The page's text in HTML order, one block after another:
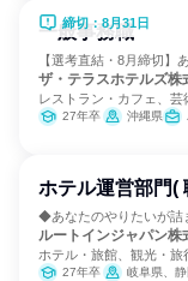
締切：8月31日
一般事務職
【選考直結・8月締切】
ザ・テラスホテルズ株
レストラン・カフェ、
27年卒 沖縄県
ホテル運営部門(
◆あなたのやりたいが
ルートインジャパン株
ホテル・旅館、観光・旅
27年卒 岐阜県、静